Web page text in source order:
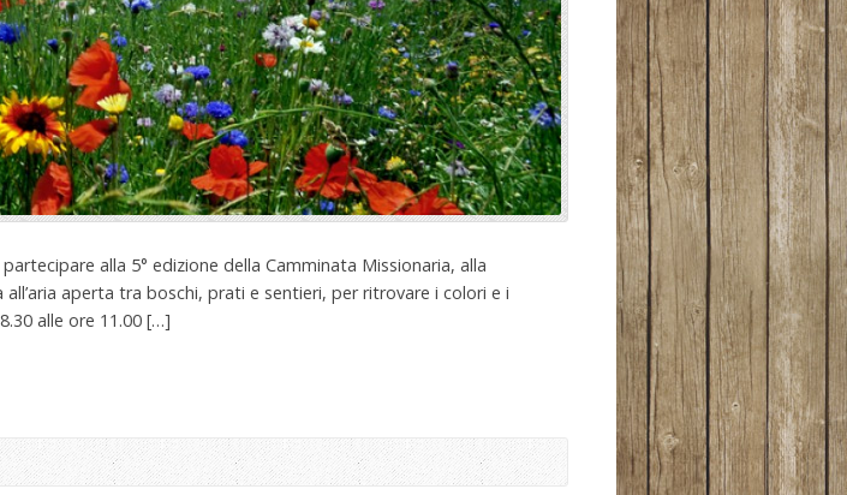
alla 5° edizione della Camminata Missionaria, alla
aperta tra boschi, prati e sentieri, per ritrovare i colori e i
alle ore 11.00 […]